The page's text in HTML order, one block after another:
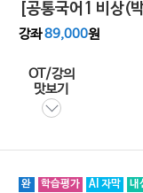
[공통국어1 비상(
강좌89,000원
OT/강의
맛보기
완 학습평가 AI 자막 내